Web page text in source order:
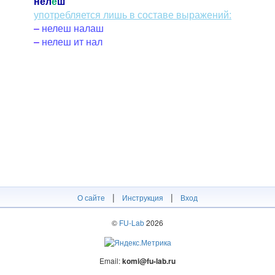
употребляется лишь в составе выражений:
– нелеш налаш
– нелеш ит нал
О сайте | Инструкция | Вход
© FU-Lab2026
Email:komi@fu-lab.ru